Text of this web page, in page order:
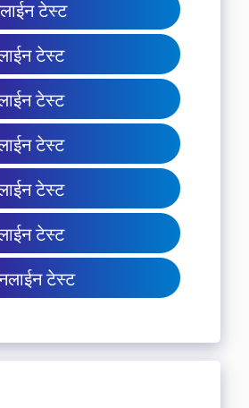
टेस्ट
टेस्ट
टेस्ट
टेस्ट
टेस्ट
टेस्ट
टेस्ट